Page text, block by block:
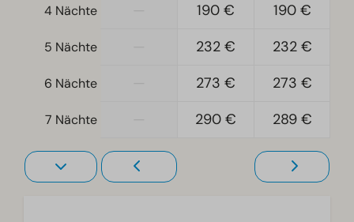
4 Nächte 190 € 190 €
5 Nächte 232 € 232 €
6 Nächte 273 € 273 €
7 Nächte 290 € 289 €